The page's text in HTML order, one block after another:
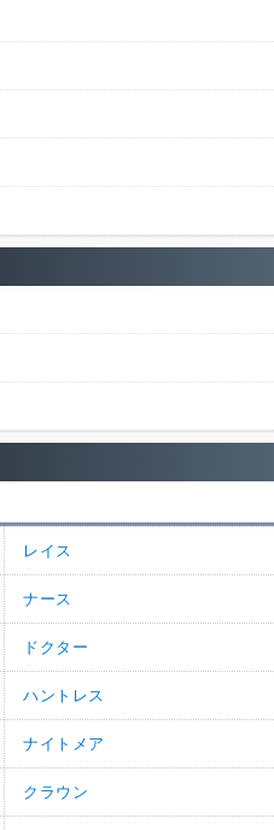
レイス
ナース
ドクター
ハントレス
ナイトメア
クラウン